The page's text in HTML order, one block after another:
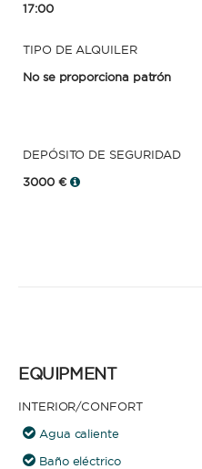
17:00
TIPO DE ALQUILER
No se proporciona patrón
DEPÓSITO DE SEGURIDAD
3000 €
EQUIPMENT
INTERIOR/CONFORT
Agua caliente
Baño eléctrico